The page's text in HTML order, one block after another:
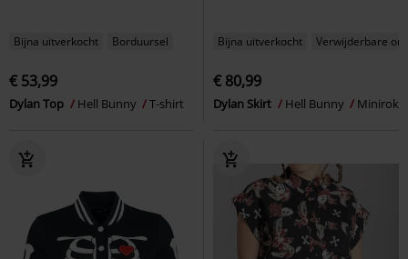
Bijna uitverkocht Borduursel
€ 53,99
Dylan Top Hell Bunny T-shirt
Bijna uitverkocht Verwijderbare
€ 80,99
Dylan Skirt Hell Bunny Minirok